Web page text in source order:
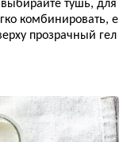
тушь, для
комбинировать, е
прозрачный гел